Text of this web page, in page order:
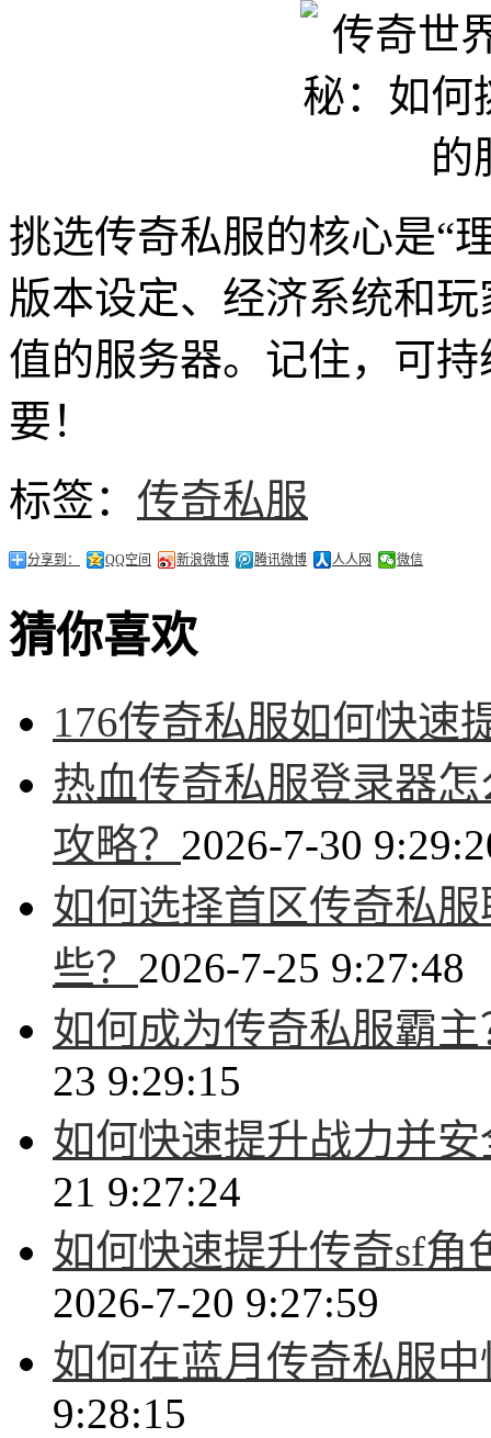
挑选传奇私服的核心是“
版本设定、经济系统和
值的服务器。记住，可
要！
标签： 传奇私服
分享到： QQ空间 新浪微博 腾讯微博 人人网 微信
猜你喜欢
176传奇私服如何快速
热血传奇私服登录器
攻略？ 2026-7-30
如何选择首区传奇私
些？ 2026-7-25 9:27:48
如何成为传奇私服霸
23 9:29:15
如何快速提升战力并
21 9:27:24
如何快速提升传奇sf角
2026-7-20 9:27:59
如何在蓝月传奇私服
9:28:15